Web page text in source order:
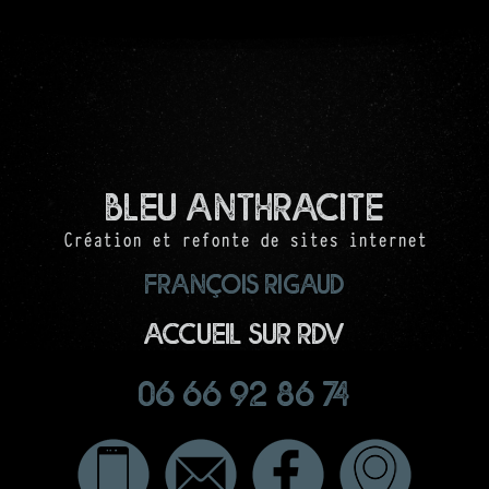
Bleu Anthracite
Création et refonte de sites internet
François RIGAUD
Accueil sur RDV
06 66 92 86 74